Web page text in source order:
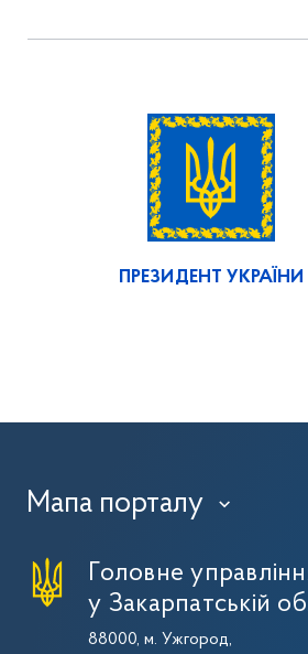
ПРЕЗИДЕНТ УКРАЇНИ
Мапа порталу ›
Головне
у Закарпатській
88000, м. Ужгород,